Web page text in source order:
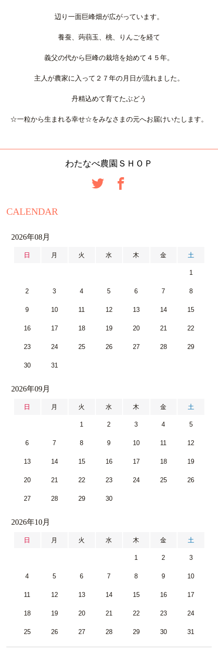
辺り一面巨峰畑が広がっています。
養蚕、蒟蒻玉、桃、りんごを経て
義父の代から巨峰の栽培を始めて４５年。
主人が農家に入って２７年の月日が流れました。
丹精込めて育てたぶどう
☆一粒から生まれる幸せ☆をみなさまの元へお届けいたします。
わたなべ農園ＳＨＯＰ
CALENDAR
2026年08月
日 月 火 水 木 金 土
1
2 3 4 5 6 7 8
9 10 11 12 13 14 15
16 17 18 19 20 21 22
23 24 25 26 27 28 29
30 31
2026年09月
日 月 火 水 木 金 土
1 2 3 4 5
6 7 8 9 10 11 12
13 14 15 16 17 18 19
20 21 22 23 24 25 26
27 28 29 30
2026年10月
日 月 火 水 木 金 土
1 2 3
4 5 6 7 8 9 10
11 12 13 14 15 16 17
18 19 20 21 22 23 24
25 26 27 28 29 30 31